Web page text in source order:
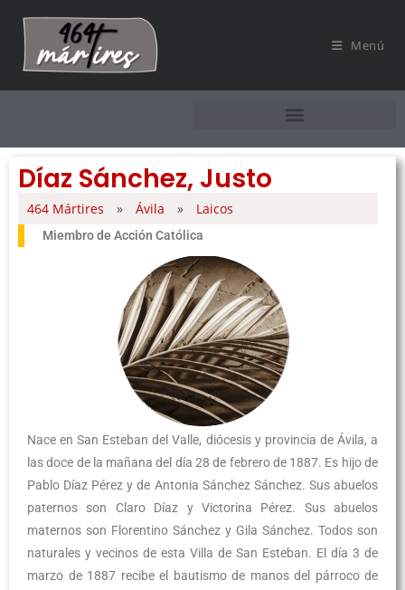
Menú
Díaz Sánchez, Justo
464 Mártires » Ávila » Laicos
Miembro de Acción Católica
Nace en San Esteban del Valle, diócesis y provincia de Ávila, a
las doce de la mañana del día 28 de febrero de 1887. Es hijo de
Pablo Díaz Pérez y de Antonia Sánchez Sánchez. Sus abuelos
paternos son Claro Díaz y Victorina Pérez. Sus abuelos
maternos son Florentino Sánchez y Gila Sánchez. Todos son
naturales y vecinos de esta Villa de San Esteban. El día 3 de
marzo de 1887 recibe el bautismo de manos del párroco de